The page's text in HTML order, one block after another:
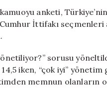
anketi,
İttifakı seçmenleri
sorusu
iken, “çok iyi”
memnun olanların